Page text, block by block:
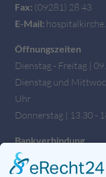
Fax: (09281) 28 43
E-Mail:
Öffnungszeiten
Dienstag - Freitag |
Dienstag und
Uhr
Donnerstag | 13.30 -
Bankverbindung
Sparkasse Hochfranken
IBAN: DE27 7805